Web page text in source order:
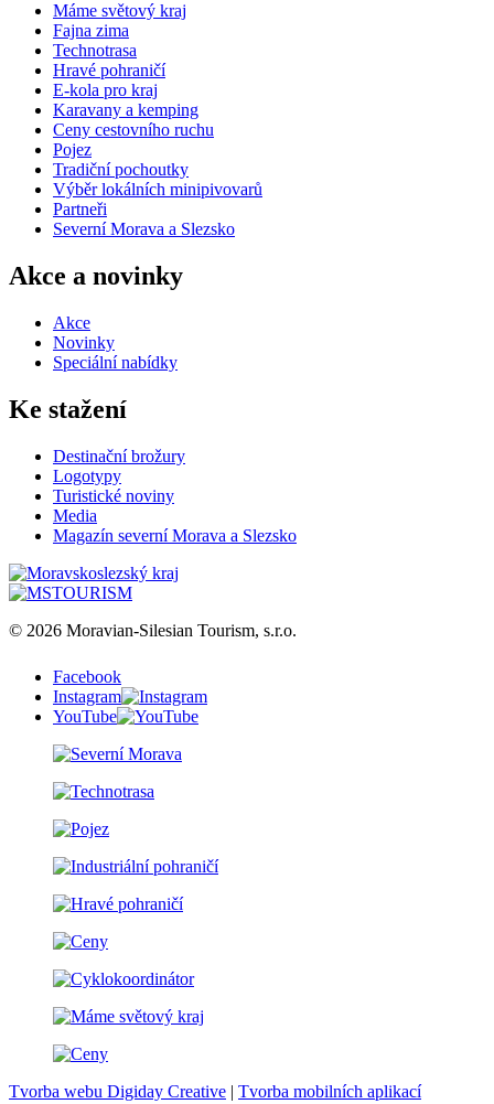
Máme světový kraj
Fajna zima
Technotrasa
Hravé pohraničí
E-kola pro kraj
Karavany a kemping
Ceny cestovního ruchu
Pojez
Tradiční pochoutky
Výběr lokálních minipivovarů
Partneři
Severní Morava a Slezsko
Akce a novinky
Akce
Novinky
Speciální nabídky
Ke stažení
Destinační brožury
Logotypy
Turistické noviny
Media
Magazín severní Morava a Slezsko
© 2026 Moravian-Silesian Tourism, s.r.o.
Facebook
Instagram
YouTube
Tvorba webu Digiday Creative | Tvorba mobilních aplikací